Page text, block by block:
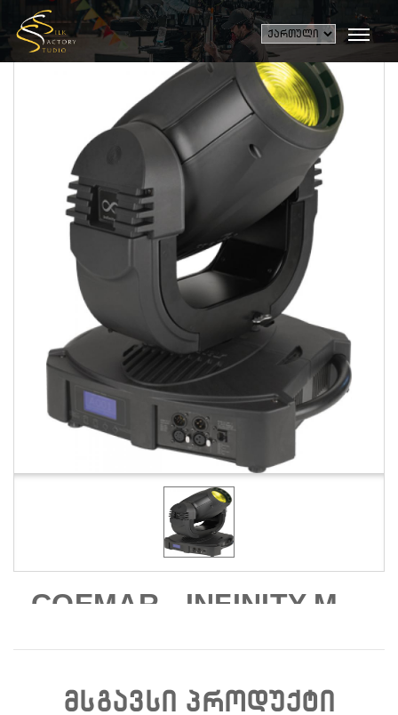
COEMAR - INFINITY M
ᲛᲡᲒᲐᲕᲡᲘ ᲞᲠᲝᲓᲣᲥᲢᲘ